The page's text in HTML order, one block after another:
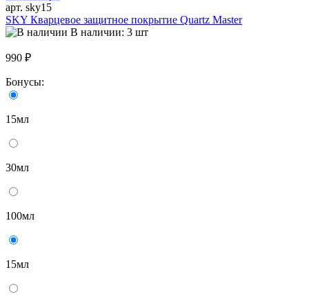
арт. sky15
SKY Кварцевое защитное покрытие Quartz Master
В наличии: 3 шт
990 ₽
Бонусы:
15мл
30мл
100мл
15мл